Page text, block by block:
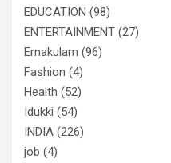
EDUCATION (98)
ENTERTAINMENT (27)
Ernakulam (96)
Fashion (4)
Health (52)
Idukki (54)
INDIA (226)
job (4)